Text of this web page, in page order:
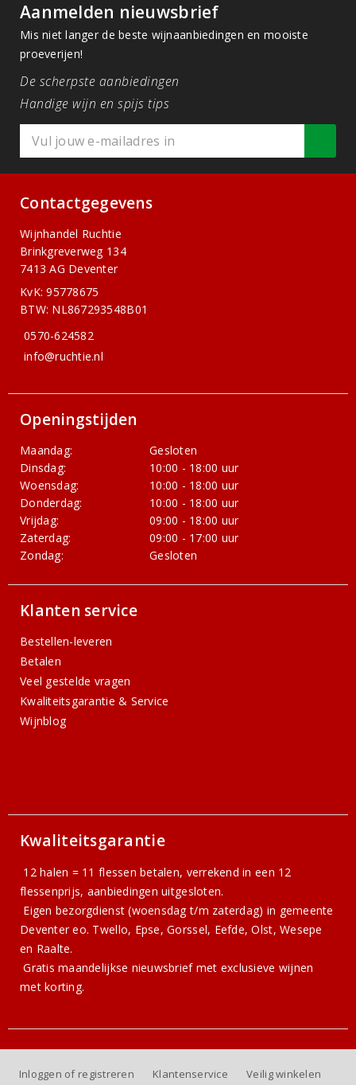
Aanmelden nieuwsbrief
Mis niet langer de beste wijnaanbiedingen en mooiste
proeverijen!
De scherpste aanbiedingen
Handige wijn en spijs tips
Contactgegevens
Wijnhandel Ruchtie
Brinkgreverweg 134
7413 AG Deventer
KvK: 95778675
BTW: NL867293548B01
0570-624582
info@ruchtie.nl
Openingstijden
Maandag:
Gesloten
Dinsdag:
10:00 - 18:00 uur
Woensdag:
10:00 - 18:00 uur
Donderdag:
10:00 - 18:00 uur
Vrijdag:
09:00 - 18:00 uur
Zaterdag:
09:00 - 17:00 uur
Zondag:
Gesloten
Klanten service
Bestellen-leveren
Betalen
Veel gestelde vragen
Kwaliteitsgarantie & Service
Wijnblog
Kwaliteitsgarantie
12 halen = 11 flessen betalen, verrekend in een 12
flessenprijs, aanbiedingen uitgesloten.
Eigen bezorgdienst (woensdag t/m zaterdag) in gemeente
Deventer eo. Twello, Epse, Gorssel, Eefde, Olst, Wesepe
en Raalte.
Gratismaandelijkse nieuwsbriefmet exclusieve wijnen
met korting.
Inloggen of registreren Klantenservice Veilig winkelen